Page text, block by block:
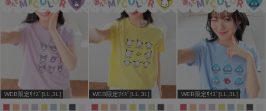
WEB限定ｻｲｽﾞ[LL,3L] WEB限定ｻｲｽﾞ[LL,3L] WEB限定ｻｲｽﾞ[LL,3L]